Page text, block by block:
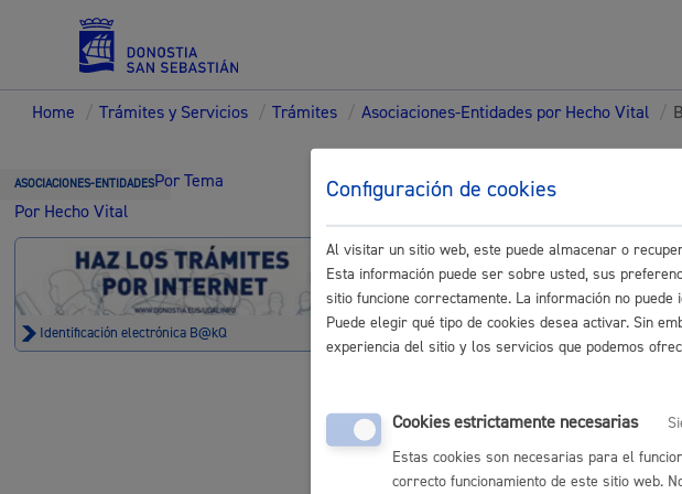
Servicios
Padrón y asuntos personales
Home / Trámites y Servicios / Trámites / Asociaciones-Entidades por Hecho Vital /
ASOCIACIONES-ENTIDADESPor Tema
Por Hecho Vital
Identificación electrónica B@kQ
Trámites para
Entidades
Registro general: presentar
electrónico
Configuración de cookies
Al visitar un sitio web, este puede almacenar o
Esta información puede ser sobre usted, sus
sitio funcione correctamente. La información no
Puede elegir qué tipo de cookies desea activar. Sin
experiencia del sitio y los servicios que podemos
Cookies estrictamente necesarias
Estas cookies son necesarias para el
correcto funcionamiento de este sitio web.